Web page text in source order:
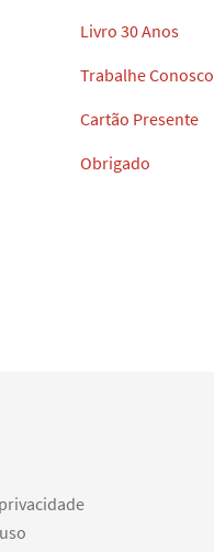
Livro 30 Anos
Trabalhe Conosco
Cartão Presente
Obrigado